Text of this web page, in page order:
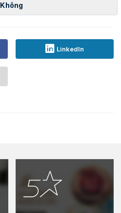
Không
LinkedIn